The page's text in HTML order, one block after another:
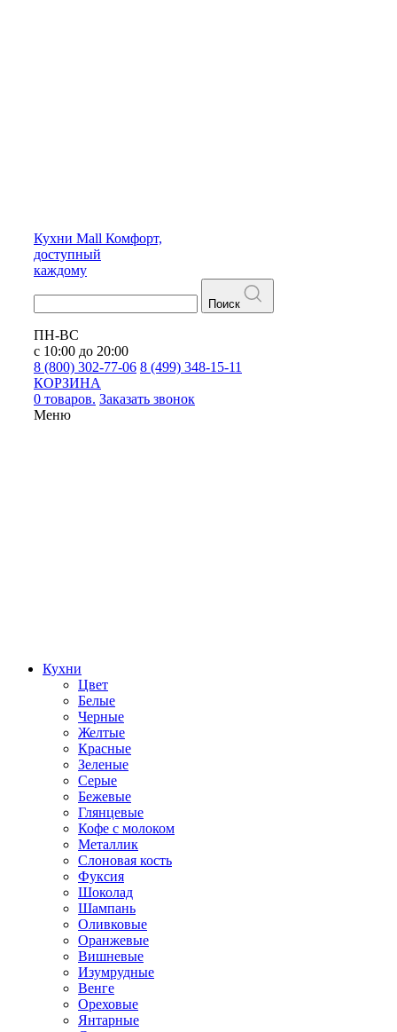
Кухни Mall Комфорт,
доступный
каждому
Поиск
ПН-ВС
с 10:00 до 20:00
8 (800) 302-77-06 8 (499) 348-15-11
КОРЗИНА
0 товаров. Заказать звонок
Меню
Кухни
Цвет
Белые
Черные
Желтые
Красные
Зеленые
Серые
Бежевые
Глянцевые
Кофе с молоком
Металлик
Слоновая кость
Фуксия
Шоколад
Шампань
Оливковые
Оранжевые
Вишневые
Изумрудные
Венге
Ореховые
Янтарные